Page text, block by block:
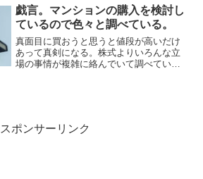
HTML/CSSコードが内部的にどうなっ
て...
戯言。マンションの購入を検討し
ているので色々と調べている。
真面目に買おうと思うと値段が高いだけ
あって真剣になる。株式よりいろんな立
場の事情が複雑に絡んでいて調べている
スポンサーリンク